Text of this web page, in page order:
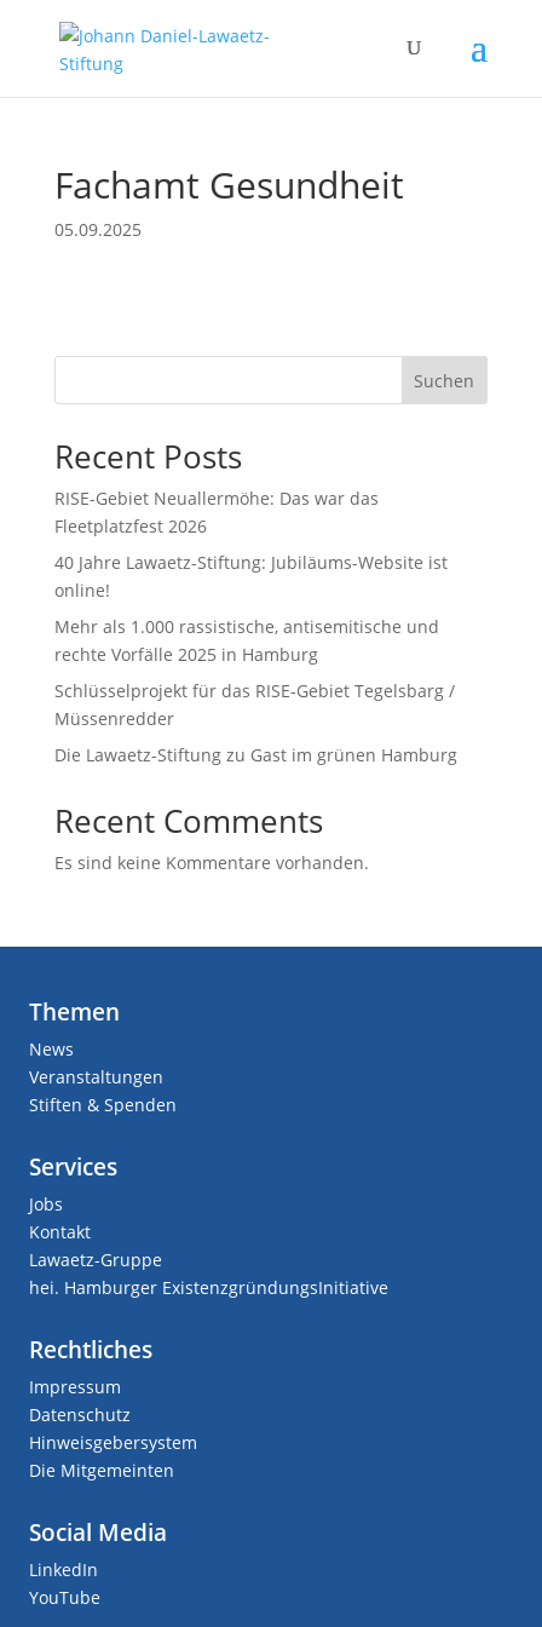
Fachamt Gesundheit
05.09.2025
Suchen
Recent Posts
RISE-Gebiet Neuallermöhe: Das war das
Fleetplatzfest 2026
40 Jahre Lawaetz-Stiftung: Jubiläums-Website ist
online!
Mehr als 1.000 rassistische, antisemitische und
rechte Vorfälle 2025 in Hamburg
Schlüsselprojekt für das RISE-Gebiet Tegelsbarg /
Müssenredder
Die Lawaetz-Stiftung zu Gast im grünen Hamburg
Recent Comments
Es sind keine Kommentare vorhanden.
Themen
News
Veranstaltungen
Stiften & Spenden
Services
Jobs
Kontakt
Lawaetz-Gruppe
hei. Hamburger ExistenzgründungsInitiative
Rechtliches
Impressum
Datenschutz
Hinweisgebersystem
Die Mitgemeinten
Social Media
LinkedIn
YouTube